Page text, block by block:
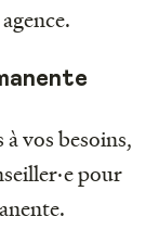
vos besoins,
pour